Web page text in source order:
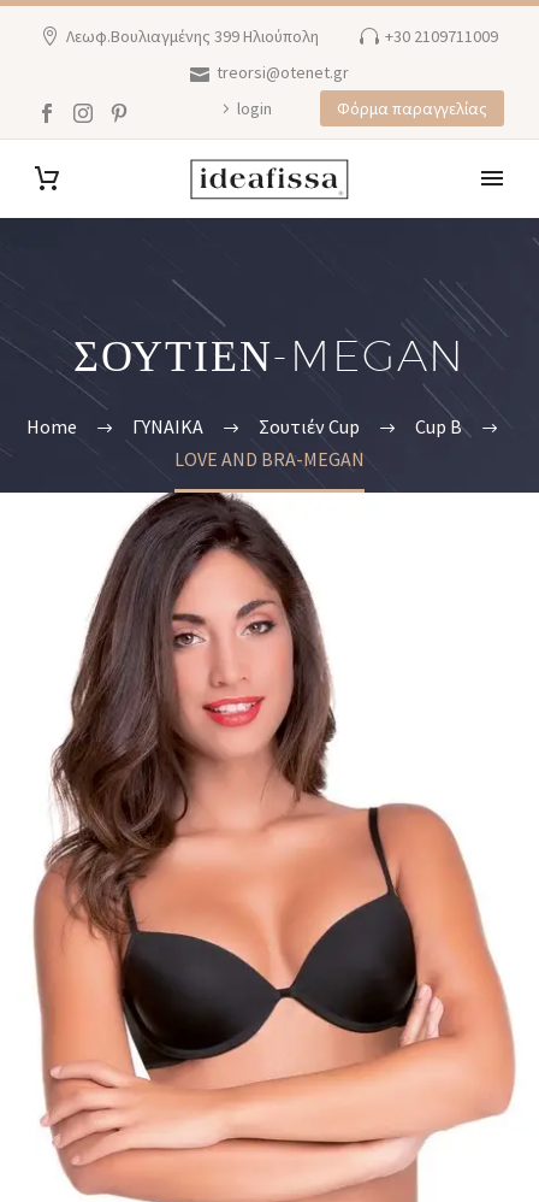
Λεωφ.Βουλιαγμένης 399 Ηλιούπολη
+30 2109711009
treorsi@otenet.gr
login
Φόρμα παραγγελίας
ΣΟΥΤΙΕΝ-MEGAN
Home ΓΥΝΑΙΚΑ Σουτιέν Cup
Cup B
LOVE AND BRA-MEGAN